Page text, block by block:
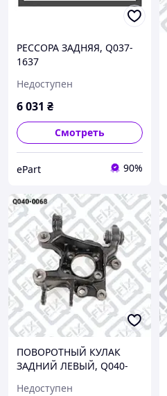
РЕССОРА ЗАДНЯЯ, Q037-
1637
Недоступен
6 031 ₴
Смотреть
ePart 90%
ПОВОРОТНЫЙ КУЛАК
ЗАДНИЙ ЛЕВЫЙ, Q040-
Недоступен